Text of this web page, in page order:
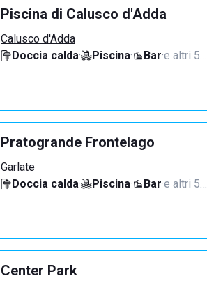
Piscina di Calusco d'Adda
Calusco d'Adda
Doccia calda· Piscina· Bar·e altri 5…
Pratogrande Frontelago
Garlate
Doccia calda· Piscina· Bar·e altri 5…
Center Park